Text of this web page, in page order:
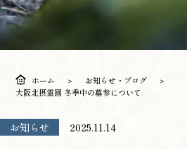
ホーム
お知らせ・ブログ
大阪北摂霊園 冬季中の墓参について
お知らせ 2025.11.14